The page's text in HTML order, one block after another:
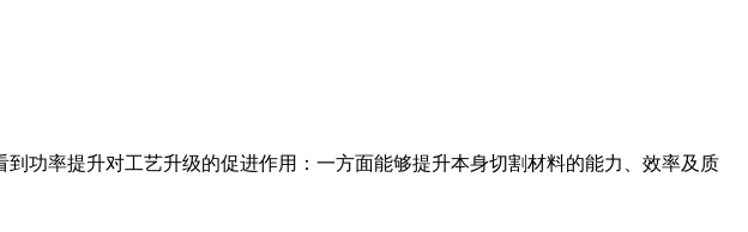
功率提升对工艺升级的促进作用：一方面能够提升本身切割材料的能力、效率及质